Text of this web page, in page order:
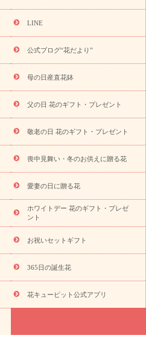
(リンドウ)
当日配達特急便 お祝い商品一覧
退院祝い・快気祝い
お祝いフラワー
え・お悔やみの花
四十九日法要以
花
お供え お花とセットギフト
ペットのお供えフラワー
お盆（新
し お見舞い
お取り寄せギフト
植物 ミディ胡蝶蘭
プリザーブ
アレンジメント 花束
スタ
やみ 胡蝶蘭 胡蝶蘭・花鉢
蝶蘭・お供え
世界初の青色胡蝶蘭
肉植物
プリザーブドフラワー
とセットギフト
セミオーダー
-）
花とみどりのeギフト
ピンク イエローオレンジ
レッ
トルコキキョウ
お祝い・4000円～
お祝い・
お祝い・ 10000円～
お供え・お
LINE
公式ブログ“花だより”
母の日産直花鉢
父の日 花のギフト・プレゼント
敬老の日 花のギフト・プレゼント
喪中見舞い・冬のお供えに贈る花
愛妻の日に贈る花
ホワイトデー 花のギフト・プレゼ
ント
お祝いセットギフト
365日の誕生花
花キューピット公式アプリ